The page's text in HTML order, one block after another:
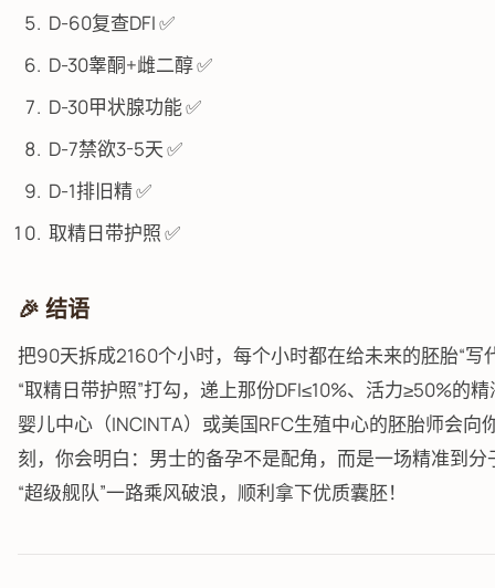
D-60复查DFI ✅
D-30睾酮+雌二醇 ✅
D-30甲状腺功能 ✅
D-7禁欲3-5天 ✅
D-1排旧精 ✅
取精日带护照 ✅
🎉 结语
把90天拆成2160个小时，每个小时都在给未来的胚胎“写
“取精日带护照”打勾，递上那份DFI≤10%、活力≥50%的
婴儿中心（INCINTA）或美国RFC生殖中心的胚胎师会
刻，你会明白：男士的备孕不是配角，而是一场精准到
“超级舰队”一路乘风破浪，顺利拿下优质囊胚！